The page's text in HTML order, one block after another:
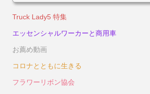
Truck Lady5 特集
エッセンシャルワーカーと商用車
お薦め動画
コロナとともに生きる
フラワーリボン協会